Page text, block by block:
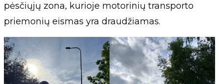
pėsčiųjų zona, kurioje motorinių transporto
priemonių eismas yra draudžiamas.